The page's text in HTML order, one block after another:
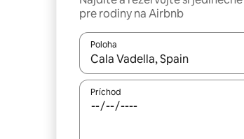
pre rodiny na Airbnb
Poloha
Keď budú výsledky k dispozícii,
Príchod